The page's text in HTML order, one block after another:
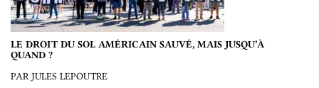
LE DROIT DU SOL AMÉRICAIN SAUVÉ, MAIS JUSQU’À
QUAND ?
PAR JULES LEPOUTRE